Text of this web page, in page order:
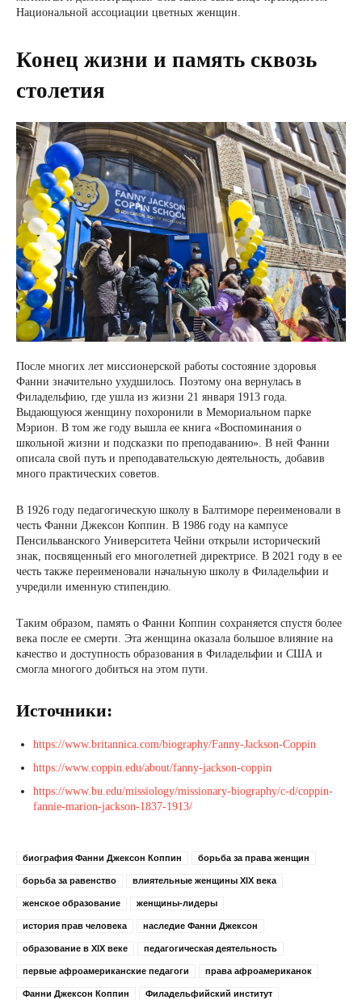
Национальной ассоциации цветных женщин.
Конец жизни и память сквозь
столетия
После многих лет миссионерской работы состояние здоровья
Фанни значительно ухудшилось. Поэтому она вернулась в
Филадельфию, где ушла из жизни 21 января 1913 года.
Выдающуюся женщину похоронили в Мемориальном парке
Мэрион. В том же году вышла ее книга «Воспоминания о
школьной жизни и подсказки по преподаванию». В ней Фанни
описала свой путь и преподавательскую деятельность, добавив
много практических советов.
В 1926 году педагогическую школу в Балтиморе переименовали в
честь Фанни Джексон Коппин. В 1986 году на кампусе
Пенсильванского Университета Чейни открыли исторический
знак, посвященный его многолетней директрисе. В 2021 году в ее
честь также переименовали начальную школу в Филадельфии и
учредили именную стипендию.
Таким образом, память о Фанни Коппин сохраняется спустя более
века после ее смерти. Эта женщина оказала большое влияние на
качество и доступность образования в Филадельфии и США и
смогла многого добиться на этом пути.
Источники:
https://www.britannica.com/biography/Fanny-Jackson-Coppin
https://www.coppin.edu/about/fanny-jackson-coppin
https://www.bu.edu/missiology/missionary-biography/c-d/coppin-
fannie-marion-jackson-1837-1913/
биография Фанни Джексон Коппин борьба за права женщин
борьба за равенство влиятельные женщины XIX века
женское образование женщины-лидеры
история прав человека наследие Фанни Джексон
образование в XIX веке педагогическая деятельность
первые афроамериканские педагоги права афроамериканок
Фанни Джексон Коппин Филадельфийский институт